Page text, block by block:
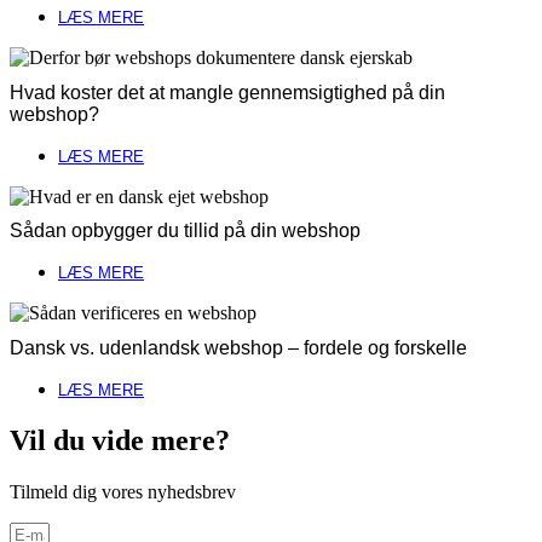
LÆS MERE
Hvad koster det at mangle gennemsigtighed på din
webshop?
LÆS MERE
Sådan opbygger du tillid på din webshop
LÆS MERE
Dansk vs. udenlandsk webshop – fordele og forskelle
LÆS MERE
Vil du vide mere?
Tilmeld dig vores nyhedsbrev